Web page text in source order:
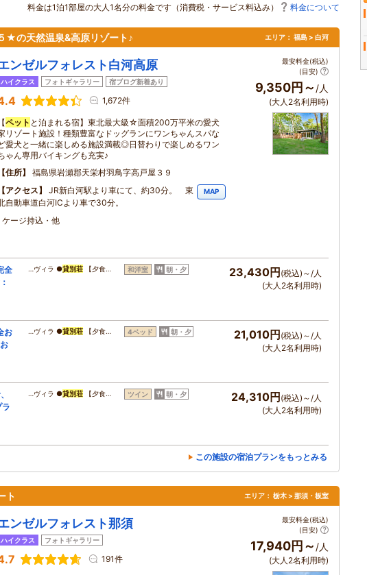
料金は1泊1部屋の大人1名分の料金です（消費税・サービス料込み） 料金について
★の天然温泉&高原リゾート♪ エリア： 福島 > 白河
ンゼルフォレスト白河高原
ハイクラス フォトギャラリー 宿ブログ新着あり
1,672件
【ペット と泊まれる宿】東北最大級☆面積200万平米の愛犬
リゾート施設！種類豊富なドッグランにワンちゃんスパな
愛犬と一緒に楽しめる施設満載◎日替わりで楽しめるワン
ゃん専用バイキングも充実♪
住所
福島県岩瀬郡天栄村羽鳥字高戸屋３９
アクセス
JR新白河駅より車にて、約30分。 東
自動車道白河ICより車で30分。
MAP
最安料金(税込)
(目安)
9,350円～ /人
(大人2名利用時)
ージ持込・他
全
…ヴィラ ●貸別荘【夕食… 和洋室 朝・夕 23,430円 (税込)～/人
(大人2名利用時)
お
…ヴィラ ●貸別荘【夕食… 4ベッド 朝・夕 21,010円 (税込)～/人
(大人2名利用時)
…ヴィラ ●貸別荘【夕食… ツイン 朝・夕 24,310円 (税込)～/人
(大人2名利用時)
この施設の宿泊プランをもっとみる
ト エリア： 栃木 > 那須・板室
ンゼルフォレスト那須
ハイクラス フォトギャラリー
191件
最安料金(税込)
(目安)
17,940円～ /人
(大人2名利用時)